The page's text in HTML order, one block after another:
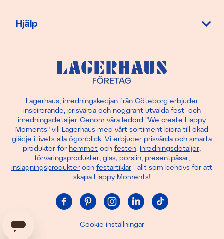
Hjälp
Lagerhaus, inredningskedjan från Göteborg erbjuder
inspirerande, prisvärda och noggrant utvalda fest- och
inredningsdetaljer. Genom våra ledord "We create Happy
Moments" vill Lagerhaus med vårt sortiment bidra till ökad
glädje i livets alla ögonblick. Vi erbjuder prisvärda och smarta
produkter för hemmet och festen. Inredningsdetaljer,
förvaringsprodukter, glas, porslin, presentpåsar,
inslagningsprodukter och festartiklar - allt som behövs för att
skapa Happy Moments!
Cookie-inställningar